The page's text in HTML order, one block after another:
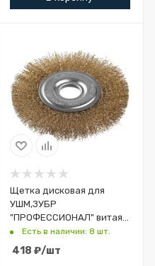
Щетка дисковая для
УШМ,ЗУБР
"ПРОФЕССИОНАЛ" витая
стальная
латунированная
проволока 0,3мм,
Есть в наличии: 8 шт.
418 ₽/шт